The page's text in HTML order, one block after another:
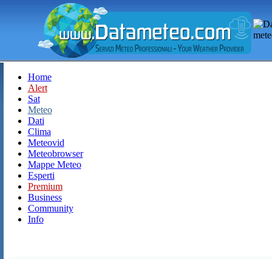
Home
Alert
Sat
Meteo
Dati
Clima
Meteovid
Meteobrowser
Mappe Meteo
Esperti
Premium
Business
Community
Info